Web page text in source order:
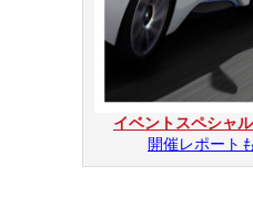
イベントスペシャ
開催レポート